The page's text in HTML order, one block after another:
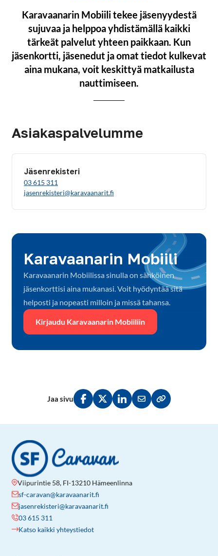
Karavaanarin Mobiili tekee jäsenyydestä
sujuvaa ja helppoa yhdistämällä kaikki
tärkeät palvelut yhteen paikkaan. Kun
jäsenkortti, jäsenedut ja omat tiedot kulkevat
aina mukana, voit keskittyä matkailusta
nauttimiseen.
Asiakaspalvelumme
Jäsenrekisteri
03 615 311
jasenrekisteri@karavaanarit.fi
Karavaanarin Mobiili
Karavaanarin Mobiilissa sinulla on sähköinen
jäsenkorttisi aina mukanasi. Voit hyödyntää sitä
helposti ja nopeasti milloin ja missä tahansa.
Kirjaudu Karavaanarin Mobiiliin
Jaa sivu
Jaa Facebookissa
Jaa Twitterissä
Jaa LinkedInissä
Jaa sähköpostitse
Kopioi linkki
Viipurintie 58, FI-13210 Hämeenlinna
sf-caravan@karavaanarit.fi
jasenrekisteri@karavaanarit.fi
03 615 311
Katso kaikki yhteystiedot